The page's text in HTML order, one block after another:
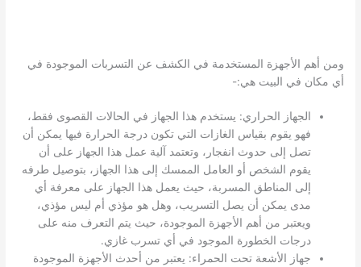
ومن أهم الأجهزة المستخدمة في الكشف عن التسربات الموجودة في
أي مكان في البيت هي:-
الجهاز الحراري: يستخدم هذا الجهاز في الحالات القصوى فقط،
فهو يقوم بقياس الغازات التي تكون درجة الحرارة فيها يمكن أن
تصل إلى حدوث انفجار، وتعتمد آلية عمل هذا الجهاز على أن
يقوم الشخص أو العامل الممسك إلى هذا الجهاز، بتوصيل طرفه
إلى المناطق المسربة، حيث يعمل هذا الجهاز على معرفة أي
مدى يمكن أن يصل التسريب، وهل هو مؤذي أم ليس مؤذي،
ويعتبر من أهم الأجهزة الموجودة، حيث يتم التعرف منه على
درجات الخطورة الموجود في أي تسرب غازي.
جهاز الأشعة تحت الحمراء: يعتبر من أحدث الأجهزة الموجودة